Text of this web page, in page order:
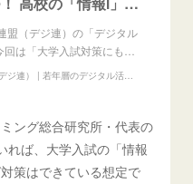
盟（デジ連）の「デジタル
回は「大学入試対策にも…
一般社団法人 デジタル人材共創連盟（デジ連） | 若年層のデジタル活動を支援を通じて、デジタル人材の育成や、ウェルビーイングを通じた地域の発展と、国際社会における日本のデジタル分野の競争力向上を目指し
ング総合研究所・代表の
れば、大学入試の「情報
策はできている想定で